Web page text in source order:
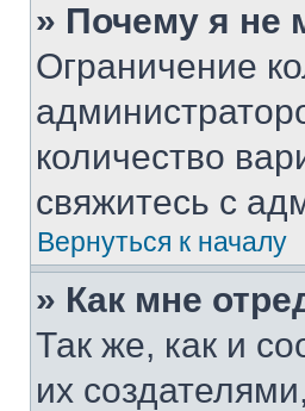
» Почему я не
Ограничение
количество
свяжитесь с
Вернуться к началу
» Как мне
Так же, как и
их